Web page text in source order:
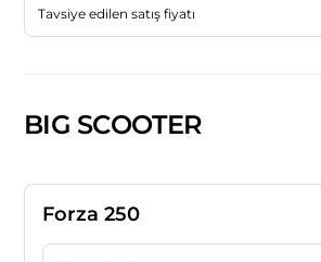
Tavsiye edilen satış fiyatı
BIG SCOOTER
Forza 250